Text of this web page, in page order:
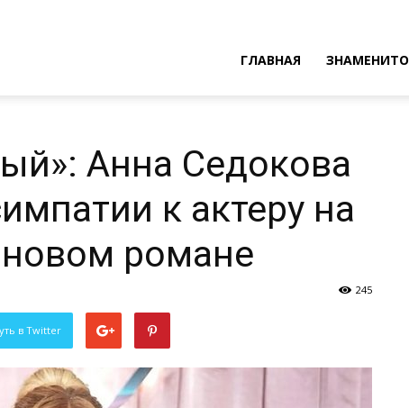
ГЛАВНАЯ
Анна Седокова
к актеру на
романе
245
в Twitter